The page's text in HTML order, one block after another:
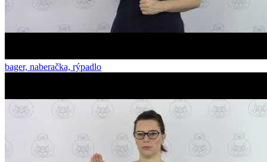
bager, naberačka, rýpadlo